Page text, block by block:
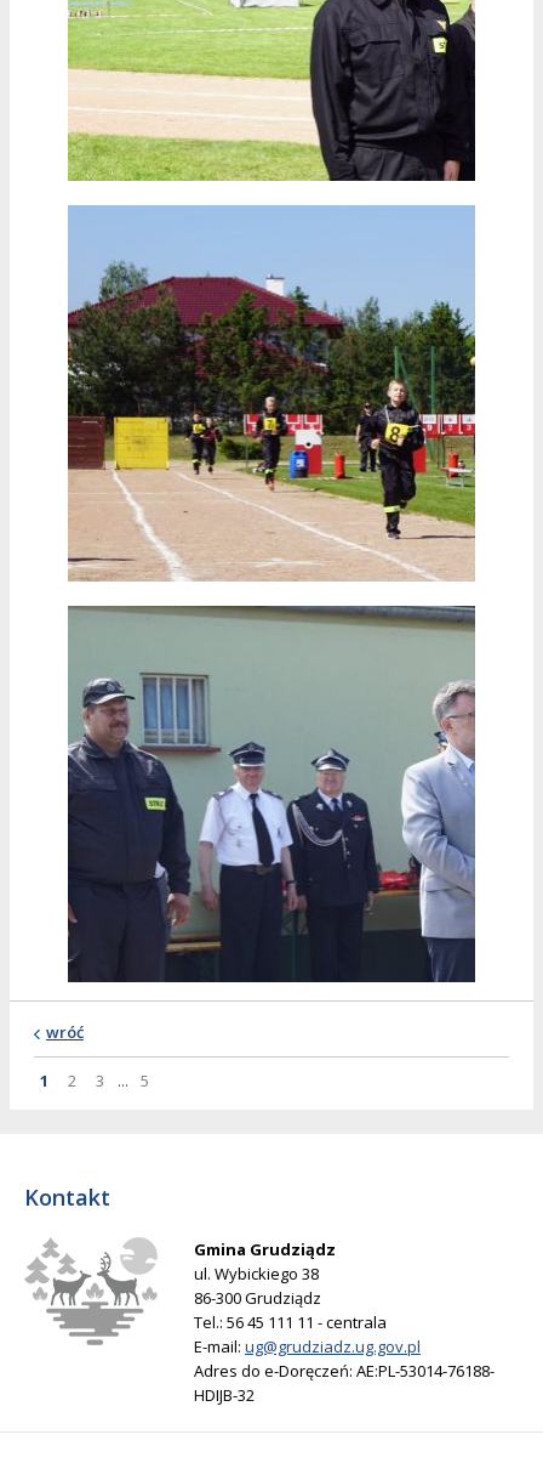
wróć
Strona
Strona
1 Strona
2 Strona
3 ... Strona
5
Kontakt
Gmina Grudziądz
ul. Wybickiego 38
86-300 Grudziądz
Tel.: 56 45 111 11 - centrala
E-mail: ug@grudziadz.ug.gov.pl
Adres do e-Doręczeń: AE:PL-53014-76188-
HDIJB-32